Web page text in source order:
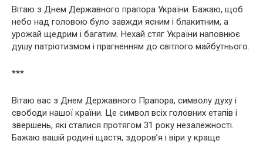
Вітаю з Днем Державного прапора України. Бажаю, щоб
небо над головою було завжди ясним і блакитним, а
урожай щедрим і багатим. Нехай стяг України наповнює
душу патріотизмом і прагненням до світлого майбутнього.
***
Вітаю вас з Днем Державного Прапора, символу духу і
свободи нашої країни. Це символ всіх головних етапів і
звершень, які сталися протягом 31 року незалежності.
Бажаю вашій родині щастя, здоров’я і віри у краще